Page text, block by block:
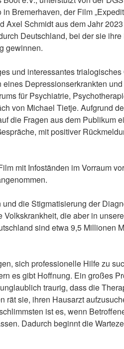
Bremerhaven, der Film
Axel Schmidt aus dem Jahr
Deutschland, bei der sie
gewinnen.
und interessantes trialogisches
Depressionserkrankten
für Psychiatrie,
von Michael Tietje. Aufgrund
die Fragen aus dem Publikum
mit positiver
mit Infoständen im Vorraum
die Stigmatisierung der
die aber in
sind etwa 9,5 Millionen
sich professionelle Hilfe zu
es gibt Hoffnung. Ein großes
traurig, dass die
rät sie, ihren Hausarzt
ist es, wenn
Dadurch beginnt die